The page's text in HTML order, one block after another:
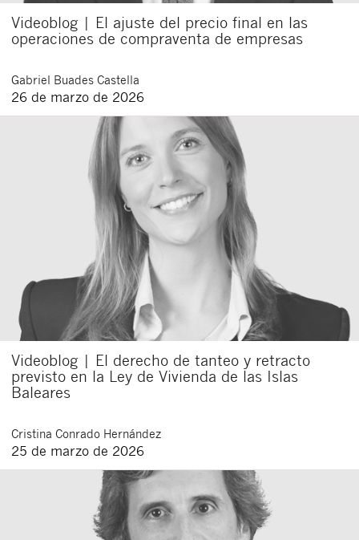
Videoblog | El ajuste del precio final en las
operaciones de compraventa de empresas
Gabriel Buades Castella
26 de marzo de 2026
Videoblog | El derecho de tanteo y retracto
previsto en la Ley de Vivienda de las Islas
Baleares
Cristina Conrado Hernández
25 de marzo de 2026